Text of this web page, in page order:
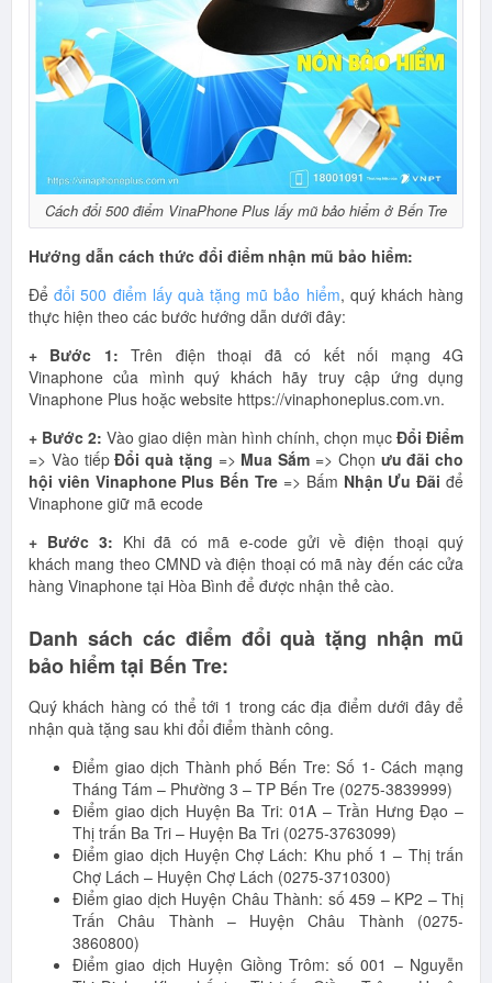
Cách đổi 500 điểm VinaPhone Plus lấy mũ bảo hiểm ở Bến Tre
Hướng dẫn cách thức đổi điểm nhận mũ bảo hiểm:
Đểđổi 500 điểm lấy quà tặng mũ bảo hiểm, quý khách hàng
thực hiện theo các bước hướng dẫn dưới đây:
+ Bước 1:Trên điện thoại đã có kết nối mạng 4G
Vinaphone của mình quý khách hãy truy cập ứng dụng
Vinaphone Plus hoặc website https://vinaphoneplus.com.vn.
+ Bước 2: Vào giao diện màn hình chính, chọn mục Đổi Điểm
=> Vào tiếpĐổi quà tặng => Mua Sắm => Chọn ưu đãi cho
hội viên Vinaphone Plus Bến Tre => Bấm Nhận Ưu Đãi để
Vinaphone giữ mã ecode
+ Bước 3: Khi đã có mã e-code gửi về điện thoại quý
khách mang theo CMND và điện thoại có mã này đến các cửa
hàng Vinaphone tại Hòa Bình để được nhận thẻ cào.
Danh sách các điểm đổi quà tặng nhận mũ
bảo hiểm tại Bến Tre:
Quý khách hàng có thể tới 1 trong các địa điểm dưới đây để
nhận quà tặng sau khi đổi điểm thành công.
Điểm giao dịch Thành phố Bến Tre: Số 1- Cách mạng
Tháng Tám – Phường 3 – TP Bến Tre (0275-3839999)
Điểm giao dịch Huyện Ba Tri: 01A – Trần Hưng Đạo –
Thị trấn Ba Tri – Huyện Ba Tri (0275-3763099)
Điểm giao dịch Huyện Chợ Lách: Khu phố 1 – Thị trấn
Chợ Lách – Huyện Chợ Lách (0275-3710300)
Điểm giao dịch Huyện Châu Thành: số 459 – KP2 – Thị
Trấn Châu Thành – Huyện Châu Thành (0275-
3860800)
Điểm giao dịch Huyện Giồng Trôm: số 001 – Nguyễn